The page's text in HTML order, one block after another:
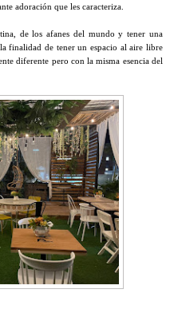
adoración que les caracteriza.
de los afanes del mundo y tener una
finalidad de tener un espacio al aire libre
diferente pero con la misma esencia del